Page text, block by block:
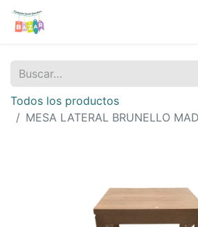
Todos los productos
MESA LATERAL BRUNELLO